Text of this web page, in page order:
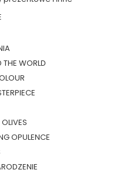
THE WORLD
OPULENCE